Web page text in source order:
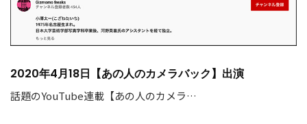
2020年4月18日【あの人のカメラバック】出演
話題のYouTube連載【あの人のカメラ…